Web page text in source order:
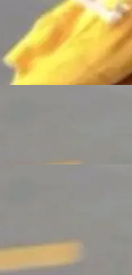
</strong>&nbsp;Zero
。 玩法很简单：按住屏
。页面会实时显示转速
实竹知了录音的 1.72 秒
码失败时，还有一套合
模拟脉冲，并联带通共
张连续影像上，一笔一
别肌肉组织。如今，使
平台，同样的工作缩短
。 这组数字背后，改变
学影像转化为AI能力的
的高质量数据。医学影
细分割，让系统"...
正式发布
，重心在内核稳定性。我
，扩展了 Triple 协议与
换，编辑和分类所有主
Share 按钮中添加
功能 Content server：
七年后：一个平庸的
单：SwiftUI 发布七年